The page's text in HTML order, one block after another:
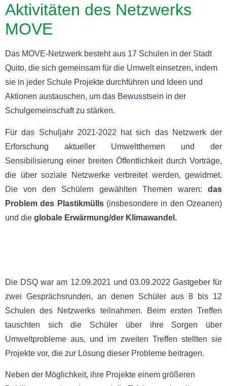
Aktivitäten des Netzwerks
MOVE
Das MOVE-Netzwerk besteht aus 17 Schulen in der Stadt
Quito, die sich gemeinsam für die Umwelt einsetzen, indem
sie in jeder Schule Projekte durchführen und Ideen und
Aktionen austauschen, um das Bewusstsein in der
Schulgemeinschaft zu stärken.
Für das Schuljahr 2021-2022 hat sich das Netzwerk der
Erforschung aktueller Umweltthemen und der
Sensibilisierung einer breiten Öffentlichkeit durch Vorträge,
die über soziale Netzwerke verbreitet werden, gewidmet.
Die von den Schülern gewählten Themen waren: das
Problem des Plastikmülls(insbesondere in den Ozeanen)
und die globale Erwärmung/der Klimawandel.
Die DSQ war am 12.09.2021 und 03.09.2022 Gastgeber für
zwei Gesprächsrunden, an denen Schüler aus 8 bis 12
Schulen des Netzwerks teilnahmen. Beim ersten Treffen
tauschten sich die Schüler über ihre Sorgen über
Umweltprobleme aus, und im zweiten Treffen stellten sie
Projekte vor, die zur Lösung dieser Probleme beitragen.
Neben der Möglichkeit, ihre Projekte einem größeren